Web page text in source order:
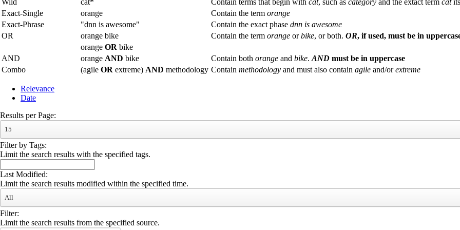
Wild
cat* Contain terms that begin with cat, such as category and the extact term cat
Exact-Single
orange Contain the term orange
Exact-Phrase
"dnn is awesome" Contain the exact phase dnn is awesome
OR
orange bike Contain the term orange orbike, or both. OR, if used, must be in
orange OR bike
AND
orange AND bike Contain both orange and bike. AND must be in uppercase
Combo
(agile OR extreme) AND methodology Contain methodology and must also contain agile and/orextreme
Relevance
Date
Results per Page:
15
Filter by Tags:
Limit the search results with the specified tags.
Last Modified:
Limit the search results modified within the specified time.
All
Filter:
Limit the search results from the specified source.